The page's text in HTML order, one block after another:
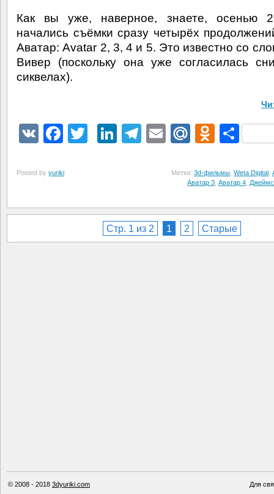
Как вы уже, наверное, знаете, осенью
начались съёмки сразу четырёх
Аватар: Avatar 2, 3, 4 и 5. Это известно со
Вивер (поскольку она уже согласилась
сиквелах).
VK Facebook
TwitterLinkedIn
Telegram
EmailMail.Ru
Posted by yuriki Метки: 3d-фильмы Weta Digital
Аватар 3 Аватар 4
Стр. 1 из 2 1 2 Старые
© 2008 - 2018 3dyuriki.com Для